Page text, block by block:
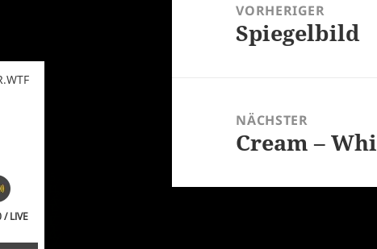
/ LIVE
VORHERIGER
Vorheriger
Spiegelbild
NÄCHSTER
Nächster
Cream –